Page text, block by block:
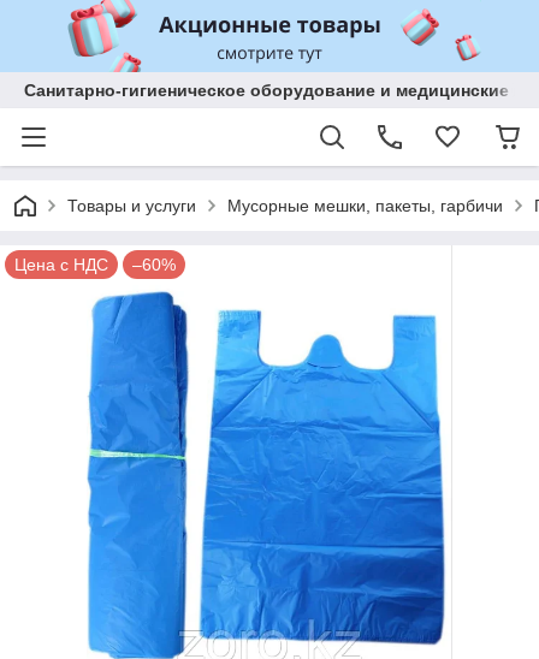
Санитарно-гигиеническое оборудование и медицинские
Товары и услуги Мусорные мешки, пакеты, гарбичи
Цена с НДС –60%